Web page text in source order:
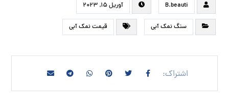
B.beauti آوریل ۱۵, ۲۰۲۳
سنگ نمک آبی قیمت نمک آبی